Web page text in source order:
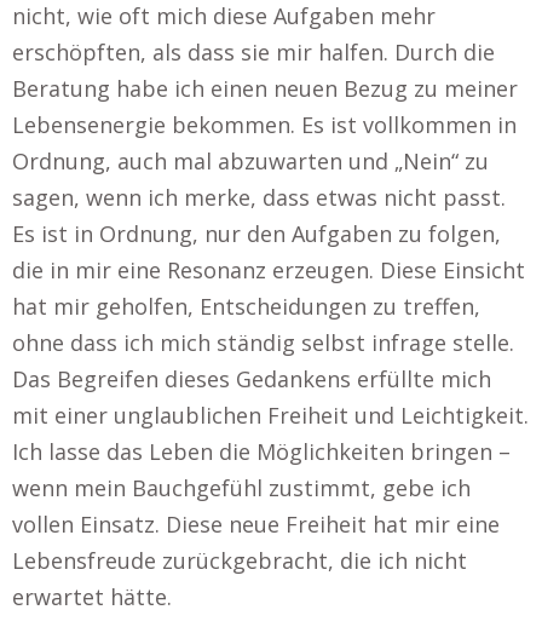
nicht, wie oft mich diese Aufgaben mehr
erschöpften, als dass sie mir halfen. Durch die
Beratung habe ich einen neuen Bezug zu meiner
Lebensenergie bekommen. Es ist vollkommen in
Ordnung, auch mal abzuwarten und „Nein“ zu
sagen, wenn ich merke, dass etwas nicht passt.
Es ist in Ordnung, nur den Aufgaben zu folgen,
die in mir eine Resonanz erzeugen. Diese Einsicht
hat mir geholfen, Entscheidungen zu treffen,
ohne dass ich mich ständig selbst infrage stelle.
Das Begreifen dieses Gedankens erfüllte mich
mit einer unglaublichen Freiheit und Leichtigkeit.
Ich lasse das Leben die Möglichkeiten bringen –
wenn mein Bauchgefühl zustimmt, gebe ich
vollen Einsatz. Diese neue Freiheit hat mir eine
Lebensfreude zurückgebracht, die ich nicht
erwartet hätte.